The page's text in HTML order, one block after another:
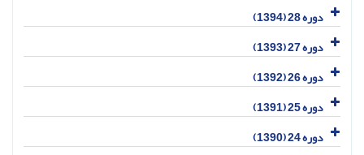
دوره 28 (1394)
دوره 27 (1393)
دوره 26 (1392)
دوره 25 (1391)
دوره 24 (1390)